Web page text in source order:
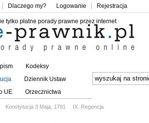
Dlaczego my? Logowanie Rejestracja
Kodeksy
Dziennik Ustaw
UE Orzecznictwa
Konstytucja 3 Maja, 1791 IX. Regencja